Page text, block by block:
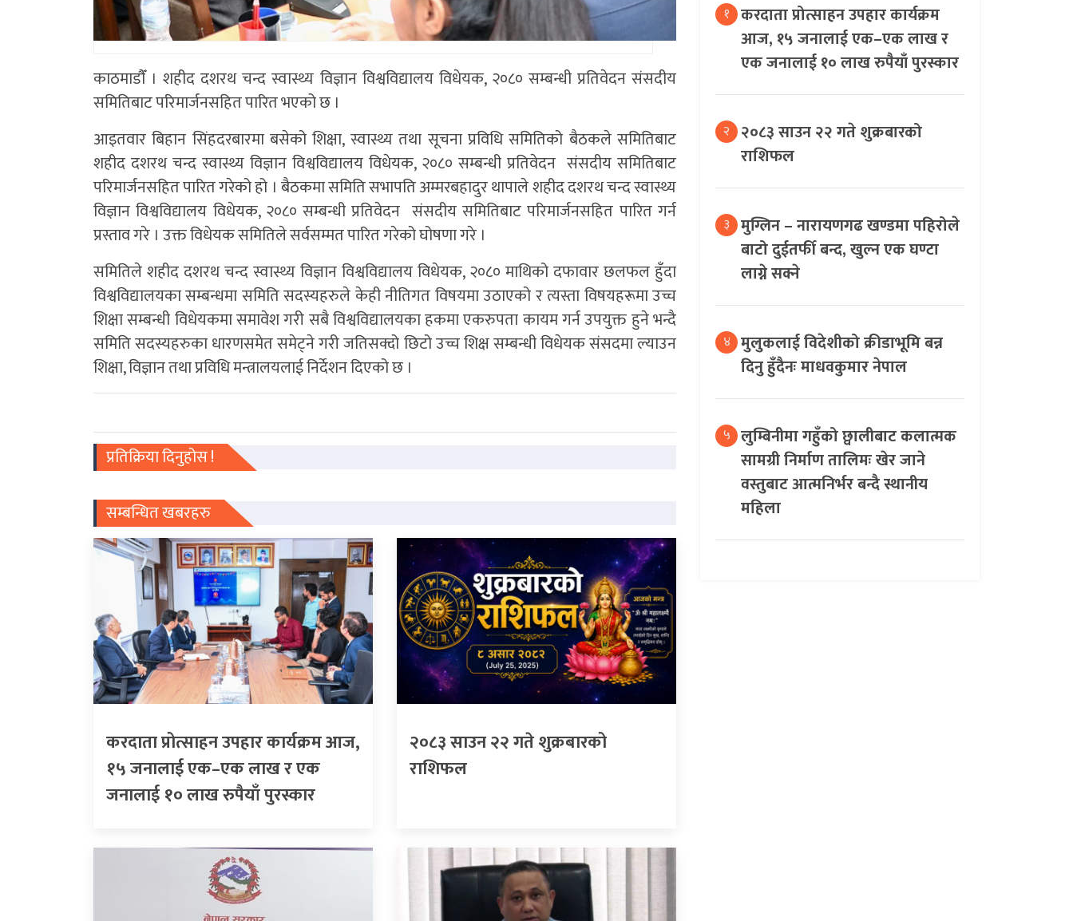
काठमाडाैँ । शहीद दशरथ चन्द स्वास्थ्य विज्ञान विश्वविद्यालय विधेयक, २०८० सम्बन्धी प्रतिवेदन संसदीय
समितिबाट परिमार्जनसहित पारित भएको छ ।
आइतवार बिहान सिंहदरबारमा बसेको शिक्षा, स्वास्थ्य तथा सूचना प्रविधि समितिको बैठकले समितिबाट
शहीद दशरथ चन्द स्वास्थ्य विज्ञान विश्वविद्यालय विधेयक, २०८० सम्बन्धी प्रतिवेदन संसदीय समितिबाट
परिमार्जनसहित पारित गरेको हो । बैठकमा समिति सभापति अम्मरबहादुर थापाले शहीद दशरथ चन्द स्वास्थ्य
विज्ञान विश्वविद्यालय विधेयक, २०८० सम्बन्धी प्रतिवेदन संसदीय समितिबाट परिमार्जनसहित पारित गर्न
प्रस्ताव गरे । उक्त विधेयक समितिले सर्वसम्मत पारित गरेको घोषणा गरे ।
समितिले शहीद दशरथ चन्द स्वास्थ्य विज्ञान विश्वविद्यालय विधेयक, २०८० माथिको दफावार छलफल हुँदा
विश्वविद्यालयका सम्बन्धमा समिति सदस्यहरुले केही नीतिगत विषयमा उठाएको र त्यस्ता विषयहरूमा उच्च
शिक्षा सम्बन्धी विधेयकमा समावेश गरी सबै विश्वविद्यालयका हकमा एकरुपता कायम गर्न उपयुक्त हुने भन्दै
समिति सदस्यहरुका धारणसमेत समेट्ने गरी जतिसक्दो छिटो उच्च शिक्ष सम्बन्धी विधेयक संसदमा ल्याउन
शिक्षा, विज्ञान तथा प्रविधि मन्त्रालयलाई निर्देशन दिएको छ ।
प्रतिक्रिया दिनुहोस !
सम्बन्धित खबरहरु
करदाता प्रोत्साहन उपहार कार्यक्रम आज,
१५ जनालाई एक–एक लाख र एक
जनालाई १० लाख रुपैयाँ पुरस्कार
२०८३ साउन २२ गते शुक्रबारको
राशिफल
१ करदाता प्रोत्साहन उपहार कार्यक्रम
आज, १५ जनालाई एक–एक लाख र
एक जनालाई १० लाख रुपैयाँ पुरस्कार
२ २०८३ साउन २२ गते शुक्रबारको
राशिफल
३ मुग्लिन – नारायणगढ खण्डमा पहिरोले
बाटो दुईतर्फी बन्द, खुल्न एक घण्टा
लाग्ने सक्ने
४ मुलुकलाई विदेशीको क्रीडाभूमि बन्न
दिनु हुँदैनः माधवकुमार नेपाल
५ लुम्बिनीमा गहुँको छ्वालीबाट कलात्मक
सामग्री निर्माण तालिमः खेर जाने
वस्तुबाट आत्मनिर्भर बन्दै स्थानीय
महिला